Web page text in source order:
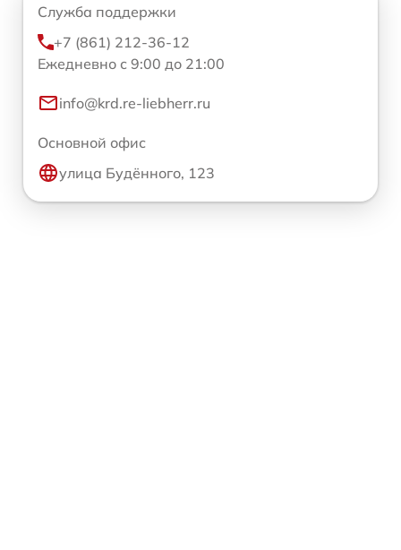
Служба поддержки
+7 (861) 212-36-12
Ежедневно с 9:00 до 21:00
info@krd.re-liebherr.ru
Основной офис
улица Будённого, 123